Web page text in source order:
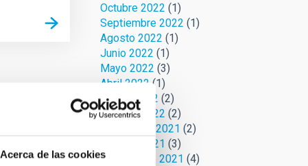
Acerca de las cookies
Octubre 2022 (1)
Septiembre 2022 (1)
Agosto 2022 (1)
Junio 2022 (1)
Mayo 2022 (3)
Abril 2022 (1)
Marzo 2022 (2)
Febrero 2022 (2)
Noviembre 2021 (2)
Octubre 2021 (3)
Septiembre 2021 (4)